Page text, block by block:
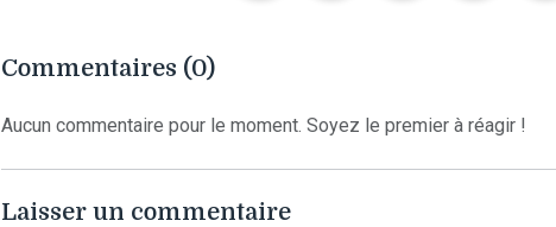
Commentaires (0)
Aucun commentaire pour le moment. Soyez le premier à réagir !
Laisser un commentaire